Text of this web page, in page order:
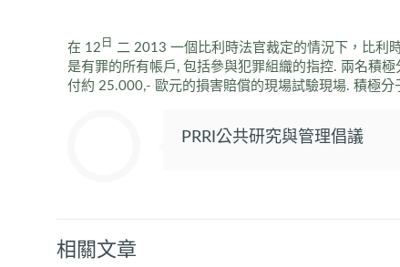
在 12 日 二 2013 一個比利時法官裁定的情況下，比利
是有罪的所有帳戶, 包括參與犯罪組織的指控. 兩名積
付約 25.000,- 歐元的損害賠償的現場試驗現場. 積極分
PRRI公共研究與管理倡議
相關文章